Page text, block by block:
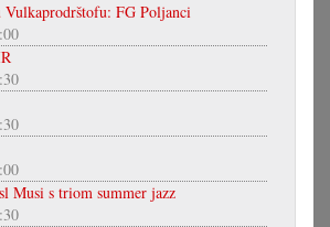
Vulkaprodrštofu: FG Poljanci
Musi s triom summer jazz